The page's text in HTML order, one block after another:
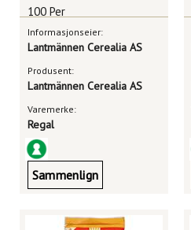
100 Per
Informasjonseier:
Lantmännen Cerealia AS
Produsent:
Lantmännen Cerealia AS
Varemerke:
Regal
Sammenlign